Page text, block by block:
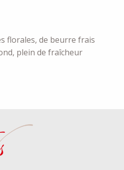
florales, de beurre frais
plein de fraîcheur